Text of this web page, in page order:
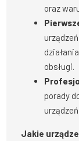
oraz
obsługi.
porady
Jakie